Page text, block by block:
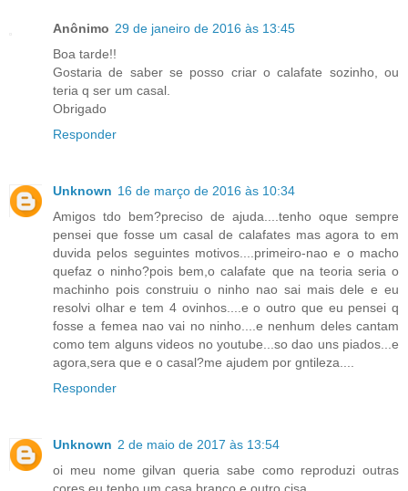
Anônimo 29 de janeiro de 2016 às 13:45
Boa tarde!!
Gostaria de saber se posso criar o calafate sozinho, ou
teria q ser um casal.
Obrigado
Responder
Unknown 16 de março de 2016 às 10:34
Amigos tdo bem?preciso de ajuda....tenho oque sempre
pensei que fosse um casal de calafates mas agora to em
duvida pelos seguintes motivos....primeiro-nao e o macho
quefaz o ninho?pois bem,o calafate que na teoria seria o
machinho pois construiu o ninho nao sai mais dele e eu
resolvi olhar e tem 4 ovinhos....e o outro que eu pensei q
fosse a femea nao vai no ninho....e nenhum deles cantam
como tem alguns videos no youtube...so dao uns piados...e
agora,sera que e o casal?me ajudem por gntileza....
Responder
Unknown 2 de maio de 2017 às 13:54
oi meu nome gilvan queria sabe como reproduzi outras
cores eu tenho um casa branco e outro cisa